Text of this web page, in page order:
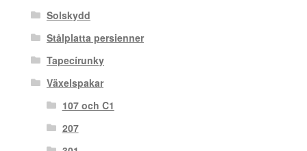
Solskydd
Stålplatta persienner
Tapecírunky
Växelspakar
107 och C1
207